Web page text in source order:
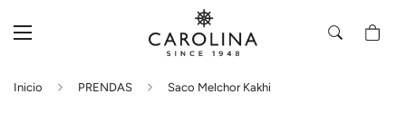
Inicio PRENDAS Saco Melchor Kakhi